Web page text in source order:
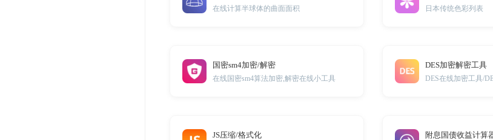
在线计算半球体的曲面面积 日本传统色彩列表
国密sm4加密/解密
在线国密sm4算法加密,解密在线小工具
DES加密解密工具
DES在线加密工具/
JS压缩/格式化 附息国债收益计算